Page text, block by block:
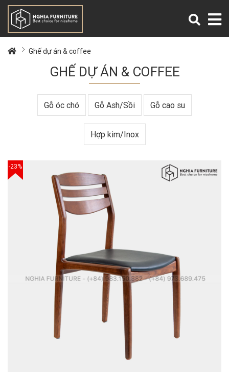
Ghế dự án & coffee
GHẾ DỰ ÁN & COFFEE
Gỗ óc chó Gỗ Ash/Sồi Gỗ cao su
Hợp kim/Inox
-23%